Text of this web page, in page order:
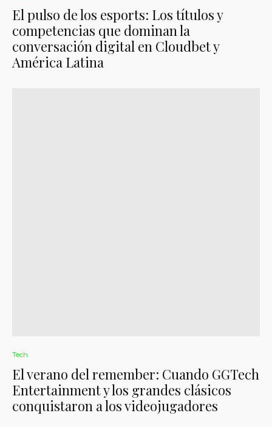
El pulso de los esports: Los títulos y
competencias que dominan la
conversación digital en Cloudbet y
América Latina
Tech
El verano del remember: Cuando GGTech
Entertainment y los grandes clásicos
conquistaron a los videojugadores